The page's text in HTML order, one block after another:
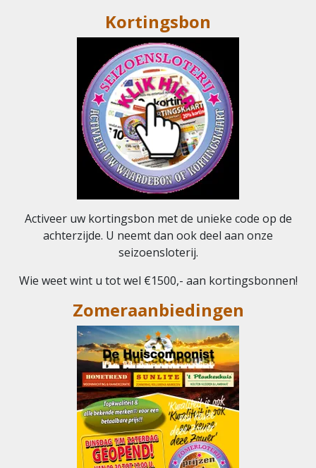
Kortingsbon
Activeer uw kortingsbon met de unieke code op de
achterzijde. U neemt dan ook deel aan onze
seizoensloterij.
Wie weet wint u tot wel €1500,- aan kortingsbonnen!
Zomeraanbiedingen